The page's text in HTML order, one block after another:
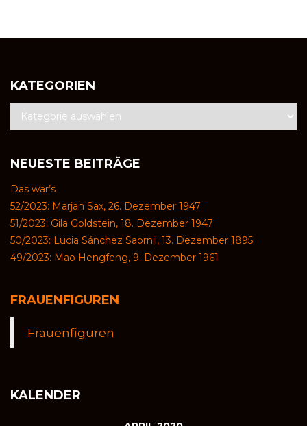
KATEGORIEN
NEUESTE BEITRÄGE
Das war’s
52/2023: Marjan Sax, 26. Dezember 1947
51/2023: Gila Goldstein, 18. Dezember 1947
50/2023: Lucia Sánchez Saornil, 13. Dezember 1895
49/2023: Mao Hengfeng, 9. Dezember 1961
FRAUENFIGUREN
Frauenfiguren
KALENDER